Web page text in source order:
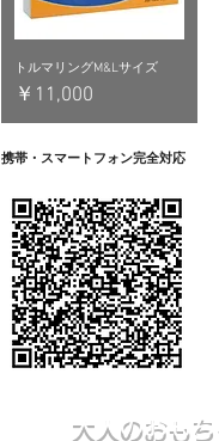
トルマリングM&Lサイズ
価格
￥11,000
携帯・スマートフォン完全対応
大人のおも